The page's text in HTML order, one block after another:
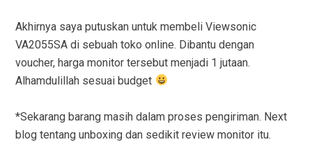
Akhirnya saya putuskan untuk membeli Viewsonic
VA2055SA di sebuah toko online. Dibantu dengan
voucher, harga monitor tersebut menjadi 1 jutaan.
Alhamdulillah sesuai budget
*Sekarang barang masih dalam proses pengiriman. Next
blog tentang unboxing dan sedikit review monitor itu.